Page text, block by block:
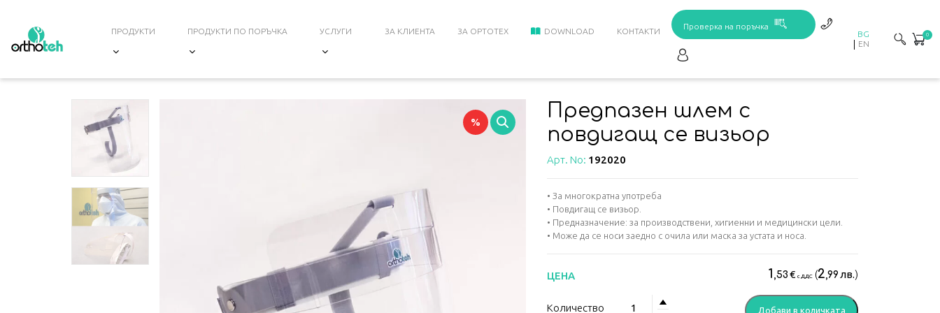
ПРОДУКТИ ПРОДУКТИ ПО ПОРЪЧКА УСЛУГИ ЗА КЛИЕНТА ЗА ОРТОТЕХ DOWNLOAD КОНТАКТИ
Проверка на поръчка
BG
EN
0
%
Предпазен шлем с
повдигащ се визьор
Арт. No: 192020
• За многократна употреба
• Повдигащ се визьор.
• Предназначение: за производствени, хигиенни и медицински цели.
• Може да се носи заедно с очила или маска за устата и носа.
ЦЕНА 1 ,53 € с ДДС (2,99 лв.)
Kоличество
количество
Добави в количката